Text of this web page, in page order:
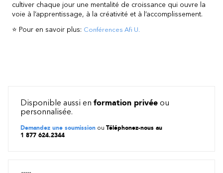
cultiver chaque jour une mentalité de croissance qui ouvre la
voie à l’apprentissage, à la créativité et à l’accomplissement.
⭐ Pour en savoir plus: Conférences Afi U.
Disponible aussi en formation privée ou
personnalisée.
Demandez une soumission ou Téléphonez-nous au
1 877 624.2344